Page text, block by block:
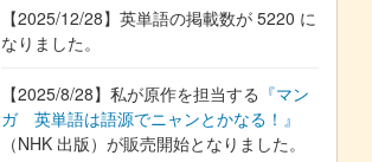
【2025/12/28】英単語の掲載数が 5220 に
なりました。
【2025/8/28】私が原作を担当する 『マン
ガ 英単語は語源でニャンとかなる！』
（NHK 出版）が販売開始となりました。